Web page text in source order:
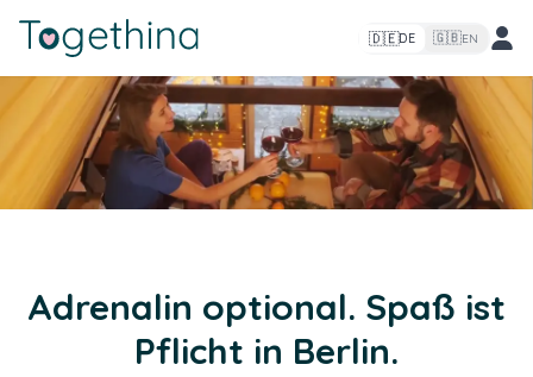
🇩🇪DE 🇬🇧EN
Adrenalin optional. Spaß ist
Pflicht in Berlin.